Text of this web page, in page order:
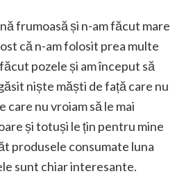
frumoasă și n-am făcut mare
că n-am folosit prea multe
pozele și am început să
niște măști de față care nu
care nu vroiam să le mai
și totuși le țin pentru mine
produsele consumate luna
sunt chiar interesante.